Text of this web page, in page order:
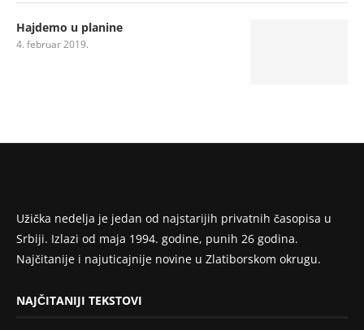
Hajdemo u planine
4. februar 2019.
Užička nedelja je jedan od najstarijih privatnih časopisa u
Srbiji. Izlazi od maja 1994. godine, punih 26 godina.
Najčitanije i najuticajnije novine u Zlatiborskom okrugu.
NAJČITANIJI TEKSTOVI